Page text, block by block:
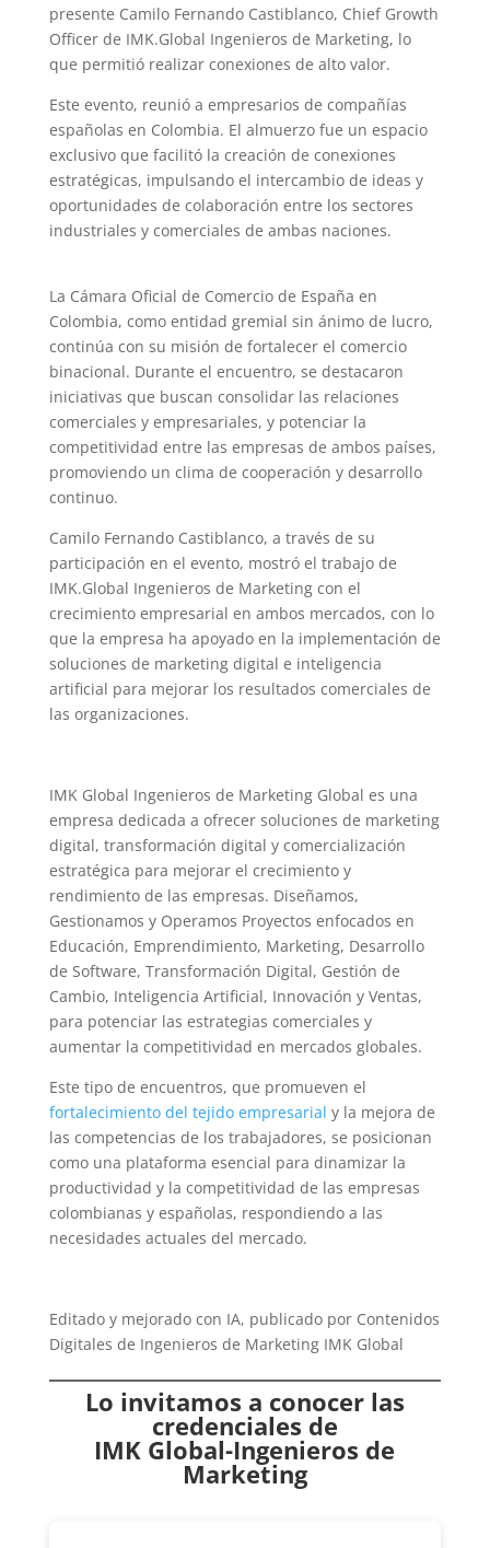
presente Camilo Fernando Castiblanco, Chief Growth
Officer de IMK.Global Ingenieros de Marketing, lo
que permitió realizar conexiones de alto valor.
Este evento, reunió a empresarios de compañías
españolas en Colombia. El almuerzo fue un espacio
exclusivo que facilitó la creación de conexiones
estratégicas, impulsando el intercambio de ideas y
oportunidades de colaboración entre los sectores
industriales y comerciales de ambas naciones.
La Cámara Oficial de Comercio de España en
Colombia, como entidad gremial sin ánimo de lucro,
continúa con su misión de fortalecer el comercio
binacional. Durante el encuentro, se destacaron
iniciativas que buscan consolidar las relaciones
comerciales y empresariales, y potenciar la
competitividad entre las empresas de ambos países,
promoviendo un clima de cooperación y desarrollo
continuo.
Camilo Fernando Castiblanco, a través de su
participación en el evento, mostró el trabajo de
IMK.Global Ingenieros de Marketing con el
crecimiento empresarial en ambos mercados, con lo
que la empresa ha apoyado en la implementación de
soluciones de marketing digital e inteligencia
artificial para mejorar los resultados comerciales de
las organizaciones.
IMK Global Ingenieros de Marketing Global es una
empresa dedicada a ofrecer soluciones de marketing
digital, transformación digital y comercialización
estratégica para mejorar el crecimiento y
rendimiento de las empresas. Diseñamos,
Gestionamos y Operamos Proyectos enfocados en
Educación, Emprendimiento, Marketing, Desarrollo
de Software, Transformación Digital, Gestión de
Cambio, Inteligencia Artificial, Innovación y Ventas,
para potenciar las estrategias comerciales y
aumentar la competitividad en mercados globales.
Este tipo de encuentros, que promueven el
fortalecimiento del tejido empresarial y la mejora de
las competencias de los trabajadores, se posicionan
como una plataforma esencial para dinamizar la
productividad y la competitividad de las empresas
colombianas y españolas, respondiendo a las
necesidades actuales del mercado.
Editado y mejorado con IA, publicado por Contenidos
Digitales de Ingenieros de Marketing IMK Global
Lo invitamos a conocer las
credenciales de
IMK Global-Ingenieros de
Marketing